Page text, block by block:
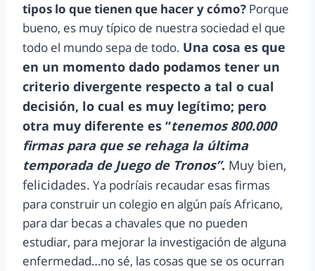
tipos lo que tienen que hacer y cómo? Porque
bueno, es muy típico de nuestra sociedad el que
todo el mundo sepa de todo. Una cosa es que
en un momento dado podamos tener un
criterio divergente respecto a tal o cual
decisión, lo cual es muy legítimo; pero
otra muy diferente es “tenemos 800.000
firmas para que se rehaga la última
temporada de Juego de Tronos”. Muy bien,
felicidades. Ya podríais recaudar esas firmas
para construir un colegio en algún país Africano,
para dar becas a chavales que no pueden
estudiar, para mejorar la investigación de alguna
enfermedad…no sé, las cosas que se os ocurran